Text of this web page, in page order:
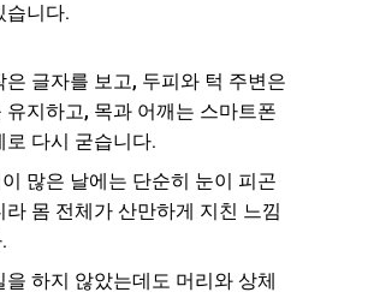
습니다.
은 글자를 보고, 두피와 턱 주변은
유지하고, 목과 어깨는 스마트폰
로 다시 굳습니다.
많은 날에는 단순히 눈이 피곤
라 몸 전체가 산만하게 지친 느낌
을 하지 않았는데도 머리와 상체